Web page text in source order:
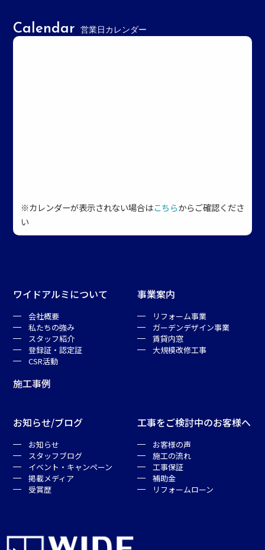
Calendar 営業日カレンダー
※カレンダーが表示されない場合はこちらからご確認くださ
い
ワイドアルミについて
会社概要
私たちの強み
スタッフ紹介
登録証・認定証
CSR活動
施工事例
事業案内
リフォーム事業
ガーデンデザイン事業
賃貸内窓
大規模改修工事
お知らせ/ブログ
お知らせ
スタッフブログ
イベント・キャンペーン
掲載メディア
受賞歴
工事をご検討中のお客様へ
お客様の声
施工の流れ
工事保証
補助金
リフォームローン